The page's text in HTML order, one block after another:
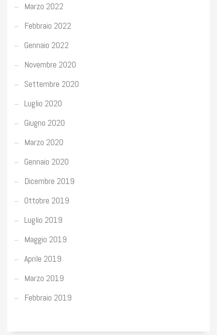
Marzo 2022
Febbraio 2022
Gennaio 2022
Novembre 2020
Settembre 2020
Luglio 2020
Giugno 2020
Marzo 2020
Gennaio 2020
Dicembre 2019
Ottobre 2019
Luglio 2019
Maggio 2019
Aprile 2019
Marzo 2019
Febbraio 2019